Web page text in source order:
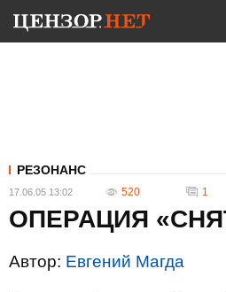
РЕЗОНАНС
17.06.05 13:02 520 1
ОПЕРАЦИЯ
Автор: Евгений Магда